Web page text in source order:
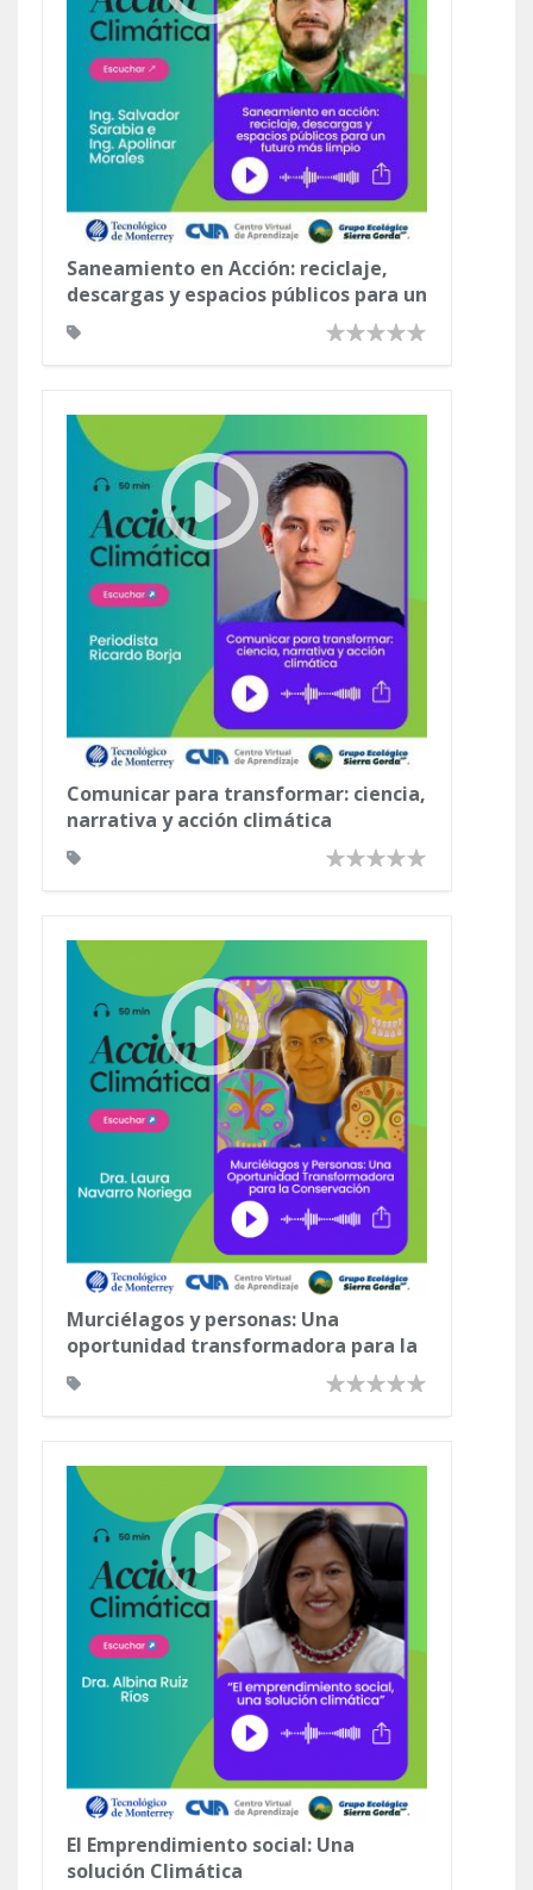
Saneamiento en Acción: reciclaje,
descargas y espacios públicos para un
futuro más limpio
Comunicar para transformar: ciencia,
narrativa y acción climática
Murciélagos y personas: Una
oportunidad transformadora para la
conservación"
El Emprendimiento social: Una
solución Climática